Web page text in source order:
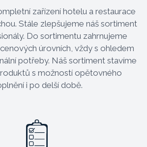
zařízení hotelu a restaurace
Stále zlepšujeme náš sortiment
Do sortimentu zahrnujeme
úrovních, vždy s ohledem
potřeby. Náš sortiment stavíme
s možností opětovného
i po delší době.